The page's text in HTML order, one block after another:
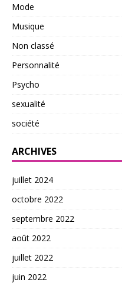
Mode
Musique
Non classé
Personnalité
Psycho
sexualité
société
ARCHIVES
juillet 2024
octobre 2022
septembre 2022
août 2022
juillet 2022
juin 2022